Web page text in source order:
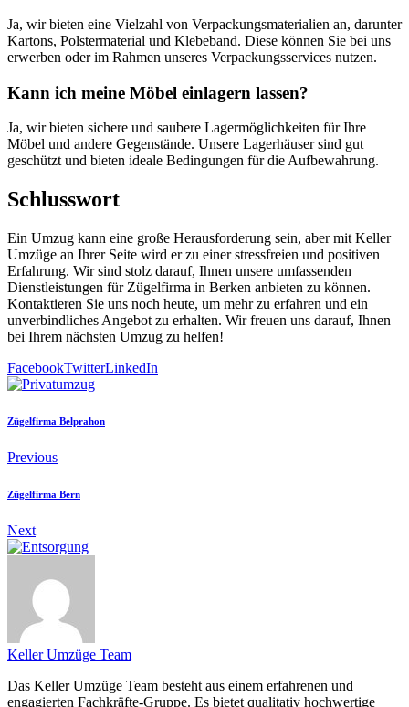
Ja, wir bieten eine Vielzahl von Verpackungsmaterialien an, darunter
Kartons, Polstermaterial und Klebeband. Diese können Sie bei uns
erwerben oder im Rahmen unseres Verpackungsservices nutzen.
Kann ich meine Möbel einlagern lassen?
Ja, wir bieten sichere und saubere Lagermöglichkeiten für Ihre
Möbel und andere Gegenstände. Unsere Lagerhäuser sind gut
geschützt und bieten ideale Bedingungen für die Aufbewahrung.
Schlusswort
Ein Umzug kann eine große Herausforderung sein, aber mit Keller
Umzüge an Ihrer Seite wird er zu einer stressfreien und positiven
Erfahrung. Wir sind stolz darauf, Ihnen unsere umfassenden
Dienstleistungen für Zügelfirma in Berken anbieten zu können.
Kontaktieren Sie uns noch heute, um mehr zu erfahren und ein
unverbindliches Angebot zu erhalten. Wir freuen uns darauf, Ihnen
bei Ihrem nächsten Umzug zu helfen!
FacebookTwitterLinkedIn
Zügelfirma Belprahon
Previous
Zügelfirma Bern
Next
Keller Umzüge Team
Das Keller Umzüge Team besteht aus einem erfahrenen und
engagierten Fachkräfte-Gruppe. Es bietet qualitativ hochwertige